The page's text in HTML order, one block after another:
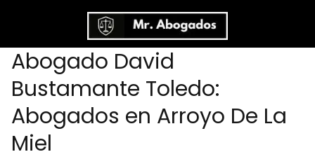
Abogado David
Bustamante Toledo:
Abogados en Arroyo De La
Miel